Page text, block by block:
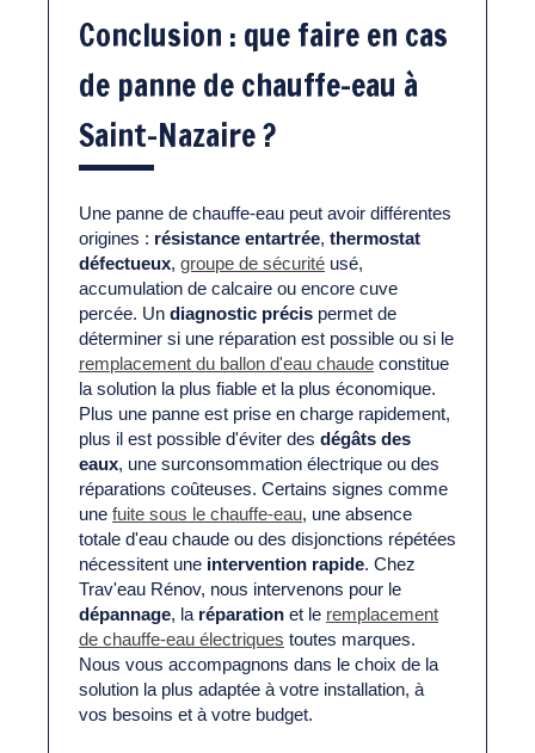
Conclusion : que faire en cas
de panne de chauffe-eau à
Saint-Nazaire ?
Une panne de chauffe-eau peut avoir différentes
origines : résistance entartrée, thermostat
défectueux, groupe de sécurité usé,
accumulation de calcaire ou encore cuve
percée. Un diagnostic précis permet de
déterminer si une réparation est possible ou si le
remplacement du ballon d'eau chaude constitue
la solution la plus fiable et la plus économique.
Plus une panne est prise en charge rapidement,
plus il est possible d'éviter des dégâts des
eaux, une surconsommation électrique ou des
réparations coûteuses. Certains signes comme
une fuite sous le chauffe-eau, une absence
totale d'eau chaude ou des disjonctions répétées
nécessitent une intervention rapide. Chez
Trav'eau Rénov, nous intervenons pour le
dépannage, la réparation et le remplacement
de chauffe-eau électriques toutes marques.
Nous vous accompagnons dans le choix de la
solution la plus adaptée à votre installation, à
vos besoins et à votre budget.